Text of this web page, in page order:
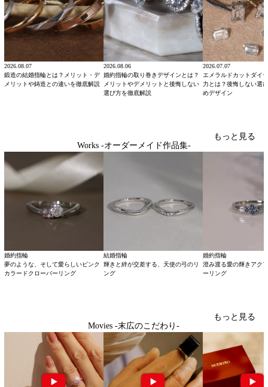
2026.08.07
鍛造の結婚指輪とは？メリット・デ
メリットや鋳造との違いを徹底解説
2026.08.06
婚約指輪の取り巻きデザインとは？
メリットやデメリットと後悔しない
選び方を徹底解説
2026.07.07
エメラルドカットダイ
力とは？後悔しない選
めデザイン
Works -オーダーメイド作品集-
もっと見る
婚約指輪
夢のような、そして愛らしいピンク
カラードクローバーリング
結婚指輪
輝きと絆が交差する、天使の弓のリ
ング
婚約指輪
澄み渡る愛の輝きアク
ーリング
Movies -末広のこだわり-
もっと見る